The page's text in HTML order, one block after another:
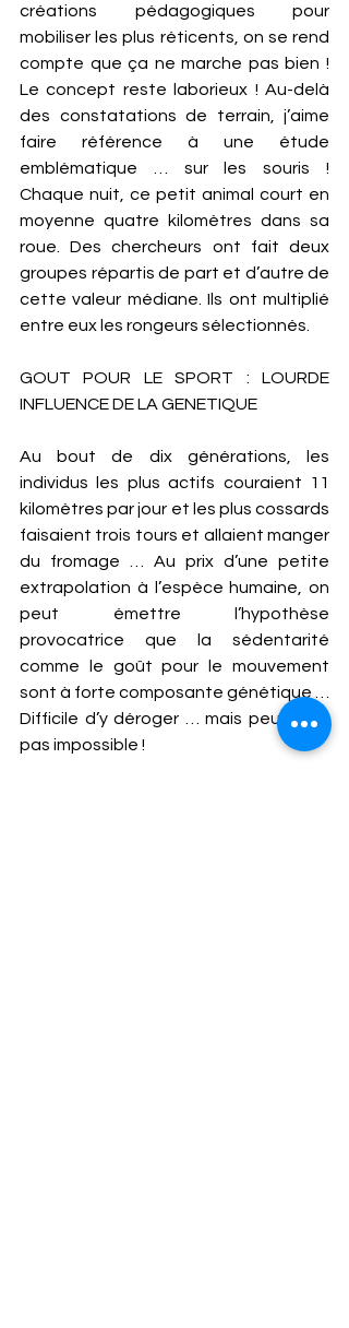
créations pédagogiques pour
mobiliser les plus réticents, on se rend
compte que ça ne marche pas bien !
Le concept reste laborieux ! Au-delà
des constatations de terrain, j’aime
faire référence à une étude
emblématique … sur les souris !
Chaque nuit, ce petit animal court en
moyenne quatre kilomètres dans sa
roue. Des chercheurs ont fait deux
groupes répartis de part et d’autre de
cette valeur médiane. Ils ont multiplié
entre eux les rongeurs sélectionnés.
GOUT POUR LE SPORT : LOURDE
INFLUENCE DE LA GENETIQUE
Au bout de dix générations, les
individus les plus actifs couraient 11
kilomètres par jour et les plus cossards
faisaient trois tours et allaient manger
du fromage … Au prix d’une petite
extrapolation à l’espèce humaine, on
peut émettre l’hypothèse
provocatrice que la sédentarité
comme le goût pour le mouvement
sont à forte composante génétique …
Difficile d’y déroger … mais peut-être
pas impossible !